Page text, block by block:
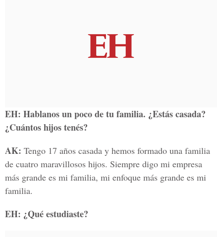
EH: Hablanos un poco de tu familia. ¿Estás casada?
¿Cuántos hijos tenés?
AK: Tengo 17 años casada y hemos formado una familia
de cuatro maravillosos hijos. Siempre digo mi empresa
más grande es mi familia, mi enfoque más grande es mi
familia.
EH: ¿Qué estudiaste?